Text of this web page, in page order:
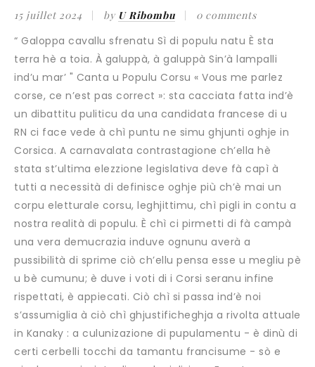
15 juillet 2024 by U Ribombu 0 comments
“ Galoppa cavallu sfrenatu Sì di populu natu È sta
terra hè a toia. À galuppà, à galuppà Sin’à lampalli
ind’u mar’ " Canta u Populu Corsu « Vous me parlez
corse, ce n’est pas correct »: sta cacciata fatta ind’è
un dibattitu puliticu da una candidata francese di u
RN ci face vede à chì puntu ne simu ghjunti oghje in
Corsica. A carnavalata contrastagione ch’ella hè
stata st’ultima elezzione legislativa deve fà capì à
tutti a necessità di definisce oghje più ch’è mai un
corpu eletturale corsu, leghjittimu, chì pigli in contu a
nostra realità di populu. È chì ci pirmetti di fà campà
una vera demucrazia induve ognunu averà a
pussibilità di sprime ciò ch’ellu pensa esse u megliu pè
u bè cumunu; è duve i voti di i Corsi seranu infine
rispettati, è appiecati. Ciò chì si passa ind’è noi
s’assumiglia à ciò chì ghjustificheghja a rivolta attuale
in Kanaky : a culunizazione di pupulamentu - è dinù di
certi cerbelli tocchi da tamantu francisume - sò e